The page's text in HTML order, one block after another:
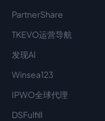
PartnerShare
TKEVO运营导航
发现AI
Winsea123
IPWO全球代理
DSFulfill